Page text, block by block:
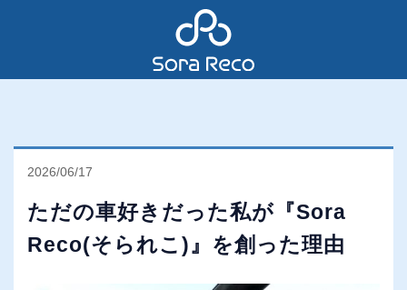
2026/06/17
ただの車好きだった私が『Sora
Reco(そられこ)』を創った理由